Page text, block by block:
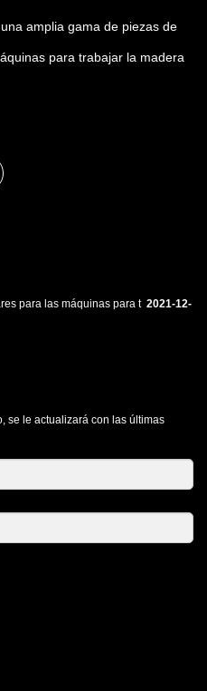
amplia gama de piezas de
para trabajar la madera
para las máquinas para t 2021-12-
se le actualizará con las últimas